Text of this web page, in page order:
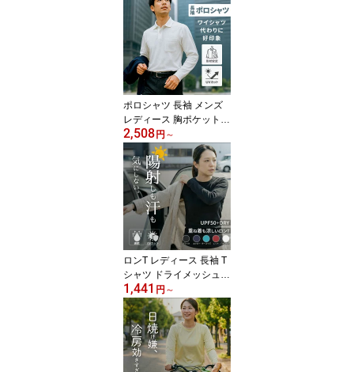
長袖Tシャツ ロングTシ
ャツ 大きいサイズ イン
ナー クルーネック レイ
ヤード 重ね着 部屋着 ル
ームウェア 作業着 仕事
着 チーム ダンス 衣装 春
秋 冬 白 黒 ネイビー 001
49
ポロシャツ 長袖 メンズ
レディース 胸ポケット付
き 鹿の子 形状安定 UVカ
ット 綿混 厚手 吸汗速乾
無地 SS〜5L ビジネス 仕
事着 作業着 事務服 介護
飲食店 ユニフォーム 制
服 ゴルフ テニス スポー
ツウェア ビズポロ 通学
白 黒 ネイビー 大きいサ
イズ 父の日 ギフト 0016
9
2,508 円 ～
ロンT レディース 長袖 T
シャツ ドライメッシュ
薄手 吸水速乾 UVカット
紫外線対策 日焼け防止
夏 涼しい スポーツウェ
ア アンダーシャツ アン
ダーウェア ジム ヨガ フ
ィットネス ランニング
1,441 円 ～